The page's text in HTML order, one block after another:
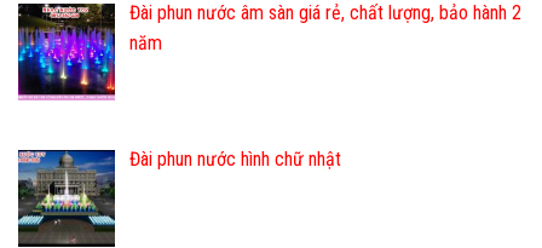
Đài phun nước âm sàn giá rẻ, chất lượng, bảo hành 2
năm
Đài phun nước hình chữ nhật